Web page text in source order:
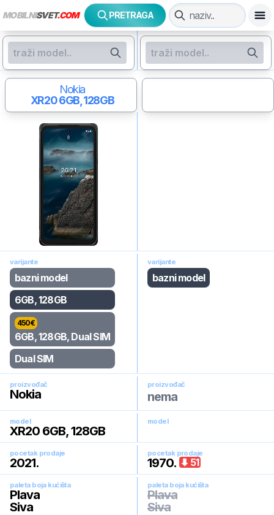
MOBILNISVET.COM PRETRAGA
Nokia
XR206GB, 128GB
varijante
bazni model
6GB, 128GB
450€
6GB, 128GB, Dual SIM
Dual SIM
varijante
bazni model
proizvođač
Nokia
proizvođač
nema
model
XR20 6GB, 128GB
model
pocetak prodaje
2021.
pocetak prodaje
1970. 51
paleta boja kućišta
Plava
Siva
paleta boja kućišta
Plava
Siva